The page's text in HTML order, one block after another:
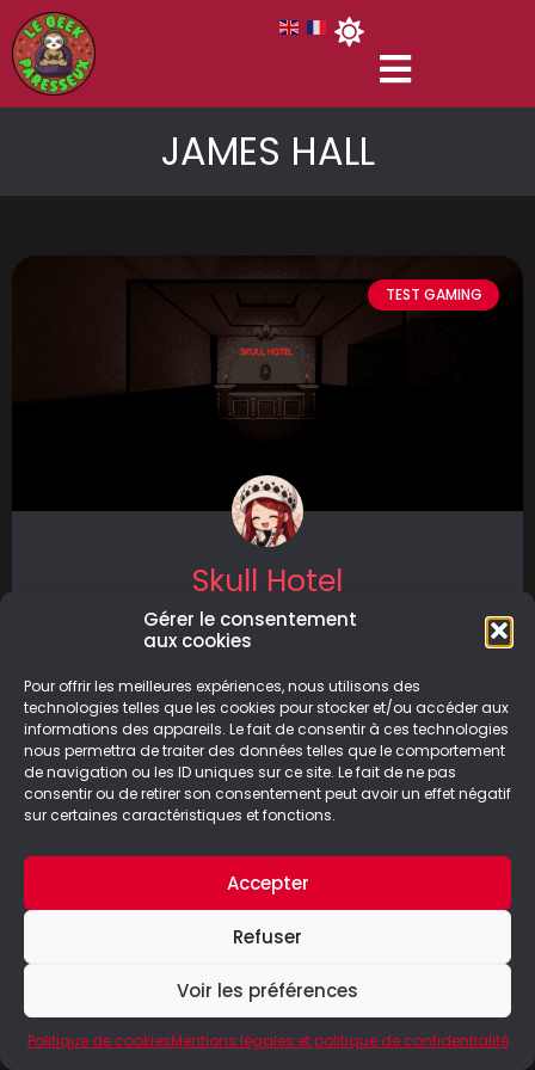
Gérer le consentement
aux cookies
Pour offrir les meilleures expériences, nous utilisons des
technologies telles que les cookies pour stocker et/ou accéder aux
informations des appareils. Le fait de consentir à ces technologies
nous permettra de traiter des données telles que le comportement
de navigation ou les ID uniques sur ce site. Le fait de ne pas
consentir ou de retirer son consentement peut avoir un effet négatif
sur certaines caractéristiques et fonctions.
Accepter
Refuser
Voir les préférences
Politique de cookiesMentions légales et politique de confidentialité
JAMES HALL
TEST GAMING
Skull Hotel
Skull Hotel est un jeu de survie et d’horreur où
une créature
LIRE LA SUITE
21/07/2025
© Le Geek Paresseux –Mentions légales & Politique de